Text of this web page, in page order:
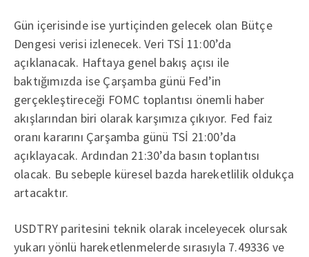
Gün içerisinde ise yurtiçinden gelecek olan Bütçe
Dengesi verisi izlenecek. Veri TSİ 11:00’da
açıklanacak. Haftaya genel bakış açısı ile
baktığımızda ise Çarşamba günü Fed’in
gerçekleştireceği FOMC toplantısı önemli haber
akışlarından biri olarak karşımıza çıkıyor. Fed faiz
oranı kararını Çarşamba günü TSİ 21:00’da
açıklayacak. Ardından 21:30’da basın toplantısı
olacak. Bu sebeple küresel bazda hareketlilik oldukça
artacaktır.
USDTRY paritesini teknik olarak inceleyecek olursak
yukarı yönlü hareketlenmelerde sırasıyla 7.49336 ve